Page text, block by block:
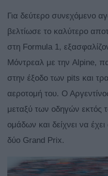
Για δεύτερο συνεχόμενο
βελτίωσε το καλύτερο
στη Formula 1,
Μόντρεαλ με την Alpine,
στην έξοδο των pits και
αεροτομή του. Ο
μεταξύ των οδηγών
ομάδων και δείχνει να
δύο Grand Prix.